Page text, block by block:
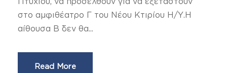
στο αμφιθέατρο Γ του Νέου Κτιρίου Η/Υ.Η
αίθουσα Β δεν θα...
Read More